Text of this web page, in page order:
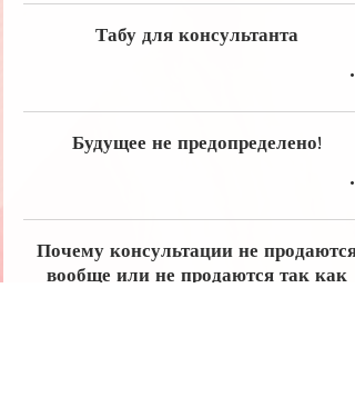
Табу для консультанта
Будущее не предопределено!
Почему консультации не продаются
вообще или не продаются так как